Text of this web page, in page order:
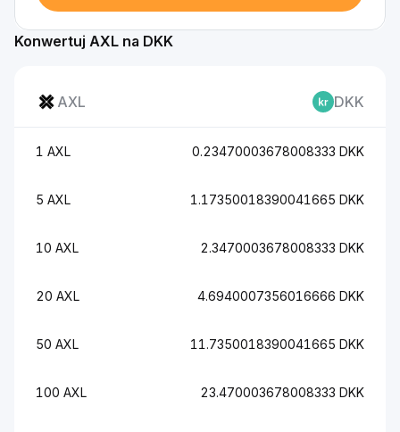
Konwertuj AXL na DKK
AXL DKK
1 AXL 0.23470003678008333 DKK
5 AXL 1.17350018390041665 DKK
10 AXL 2.3470003678008333 DKK
20 AXL 4.6940007356016666 DKK
50 AXL 11.7350018390041665 DKK
100 AXL 23.470003678008333 DKK